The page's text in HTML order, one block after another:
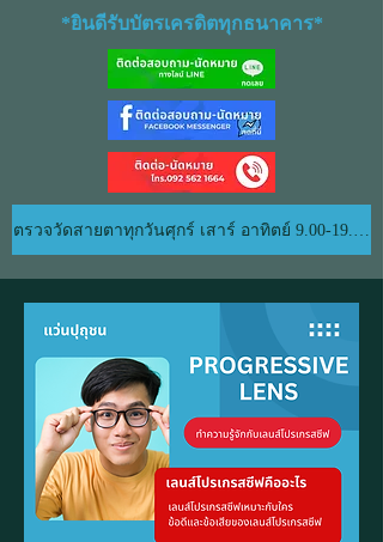
*ยินดีรับบัตรเครดิตทุกธนาคาร*
ตรวจวัดสายตาทุกวันศุกร์ เสาร์ อาทิตย์ 9.00-19.00 น.